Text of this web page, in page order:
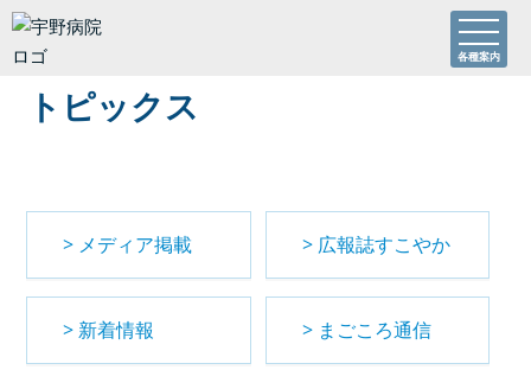
各種案内
トピックス
メディア掲載 広報誌すこやか
新着情報 まごころ通信